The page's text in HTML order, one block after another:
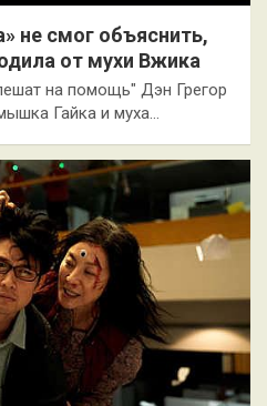
не смог объяснить,
от мухи Вжика
на помощь" Дэн Грегор
Гайка и муха…